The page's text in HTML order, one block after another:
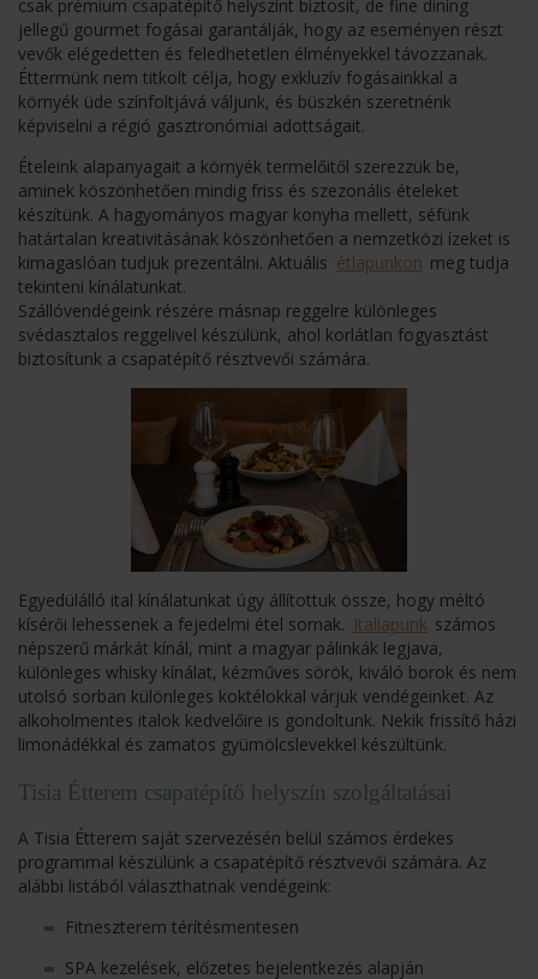
csak prémium csapatépítő helyszínt biztosít, de fine dining
jellegű gourmet fogásai garantálják, hogy az eseményen részt
vevők elégedetten és feledhetetlen élményekkel távozzanak.
Éttermünk nem titkolt célja, hogy exkluzív fogásainkkal a
környék üde színfoltjává váljunk, és büszkén szeretnénk
képviselni a régió gasztronómiai adottságait.
Ételeink alapanyagait a környék termelőitől szerezzük be,
aminek köszönhetően mindig friss és szezonális ételeket
készítünk. A hagyományos magyar konyha mellett, séfünk
határtalan kreativitásának köszönhetően a nemzetközi ízeket is
kimagaslóan tudjuk prezentálni. Aktuális étlapunkon meg tudja
tekinteni kínálatunkat.
Szállóvendégeink részére másnap reggelre különleges
svédasztalos reggelivel készülünk, ahol korlátlan fogyasztást
biztosítunk a csapatépítő résztvevői számára.
Egyedülálló ital kínálatunkat úgy állítottuk össze, hogy méltó
kísérői lehessenek a fejedelmi étel sornak. Itallapunk számos
népszerű márkát kínál, mint a magyar pálinkák legjava,
különleges whisky kínálat, kézműves sörök, kiváló borok és nem
utolsó sorban különleges koktélokkal várjuk vendégeinket. Az
alkoholmentes italok kedvelőire is gondoltunk. Nekik frissítő házi
limonádékkal és zamatos gyümölcslevekkel készültünk.
Tisia Étterem csapatépítő helyszín szolgáltatásai
A Tisia Étterem saját szervezésén belül számos érdekes
programmal készülünk a csapatépítő résztvevői számára. Az
alábbi listából választhatnak vendégeink:
Fitneszterem térítésmentesen
SPA kezelések, előzetes bejelentkezés alapján